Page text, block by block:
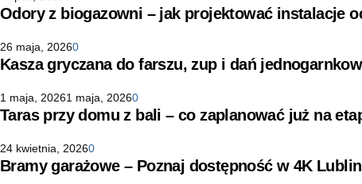
Odory z biogazowni – jak projektować instalacje
26 maja, 20260
Kasza gryczana do farszu, zup i dań
1 maja, 20261 maja, 20260
Taras przy domu z bali – co zaplanować już na
24 kwietnia, 20260
Bramy garażowe – Poznaj dostępność w 4K Lublin